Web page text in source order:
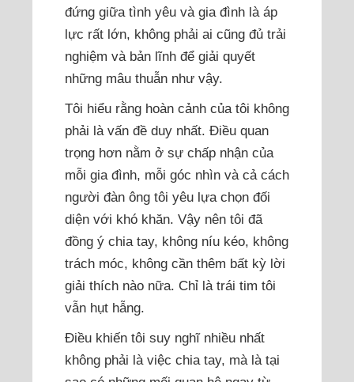
đứng giữa tình yêu và gia đình là áp
lực rất lớn, không phải ai cũng đủ trải
nghiệm và bản lĩnh để giải quyết
những mâu thuẫn như vậy.
Tôi hiểu rằng hoàn cảnh của tôi không
phải là vấn đề duy nhất. Điều quan
trọng hơn nằm ở sự chấp nhận của
mỗi gia đình, mỗi góc nhìn và cả cách
người đàn ông tôi yêu lựa chọn đối
diện với khó khăn. Vậy nên tôi đã
đồng ý chia tay, không níu kéo, không
trách móc, không cần thêm bất kỳ lời
giải thích nào nữa. Chỉ là trái tim tôi
vẫn hụt hẫng.
Điều khiến tôi suy nghĩ nhiều nhất
không phải là việc chia tay, mà là tại